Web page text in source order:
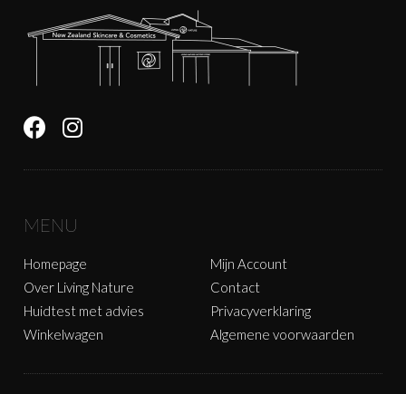
MENU
Homepage
Over Living Nature
Huidtest met advies
Winkelwagen
Mijn Account
Contact
Privacyverklaring
Algemene voorwaarden